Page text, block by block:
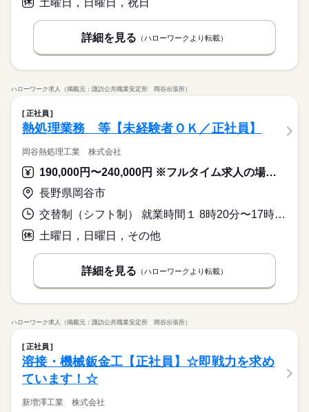
土曜日，日曜日，祝日
詳細を見る （ハローワークより転載）
ハローワーク求人（掲載元：諏訪公共職業安定所 岡谷出張所）
正社員
熱処理業務 等【未経験者ＯＫ／正社員】
岡谷熱処理工業 株式会社
190,000円〜240,000円 ※フルタイム求人の場合は月額（換算額）、パート求人の場合は時間額を表示しています。
長野県岡谷市
交替制（シフト制） 就業時間１ 8時20分〜17時00分 就業時間２ 6時00分〜14時30分 就業時間３ 14時50分〜23時20分 就業時間に関する特記事項 ＊（１）（２）（３）のシフト制
土曜日，日曜日，その他
詳細を見る （ハローワークより転載）
ハローワーク求人（掲載元：諏訪公共職業安定所 岡谷出張所）
正社員
溶接・機械鈑金工【正社員】☆即戦力を求め
ています！☆
新増澤工業 株式会社